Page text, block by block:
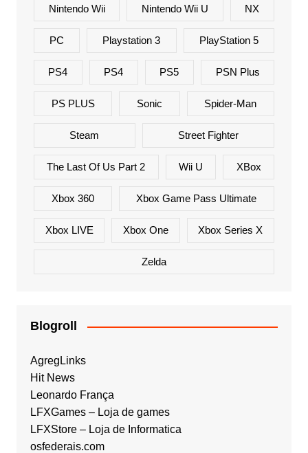
Nintendo Wii Nintendo Wii U NX
PC Playstation 3 PlayStation 5
PS4 PS4 PS5 PSN Plus
PS PLUS Sonic Spider-Man
Steam Street Fighter
The Last Of Us Part 2 Wii U XBox
Xbox 360 Xbox Game Pass Ultimate
Xbox LIVE Xbox One Xbox Series X
Zelda
Blogroll
AgregLinks
Hit News
Leonardo França
LFXGames – Loja de games
LFXStore – Loja de Informatica
osfederais.com